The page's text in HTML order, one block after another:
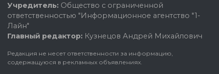
Учредитель: Общество с ограниченной
ответственностью "Информационное агентство "1-
Лайн"
Главный редактор: Кузнецов Андрей Михайлович
Редакция не несет ответственности за информацию,
содержащуюся в рекламных объявлениях.